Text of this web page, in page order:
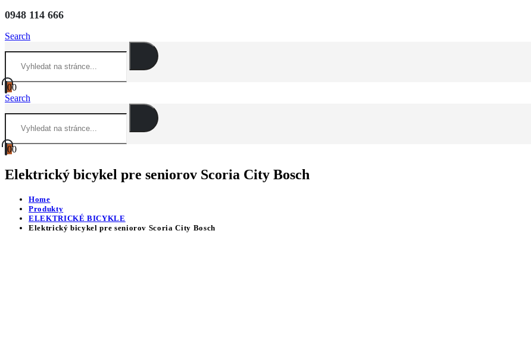
0948 114 666
Search
00
Search
00
Elektrický bicykel pre seniorov Scoria City Bosch
Home
Produkty
ELEKTRICKÉ BICYKLE
Elektrický bicykel pre seniorov Scoria City Bosch